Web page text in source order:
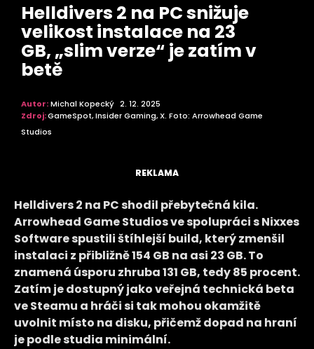
Helldivers 2 na PC snižuje
velikost instalace na 23
GB, „slim verze“ je zatím v
betě
Autor:Michal Kopecký 2. 12. 2025
Zdroj:GameSpot, Insider Gaming, X. Foto: Arrowhead Game
Studios
REKLAMA
Helldivers 2 na PC shodil přebytečná kila.
Arrowhead Game Studios ve spolupráci s Nixxes
Software spustili štíhlejší build, který zmenšil
instalaci z přibližně 154 GB na asi 23 GB. To
znamená úsporu zhruba 131 GB, tedy 85 procent.
Zatím je dostupný jako veřejná technická beta
ve Steamu a hráči si tak mohou okamžitě
uvolnit místo na disku, přičemž dopad na hraní
je podle studia minimální.